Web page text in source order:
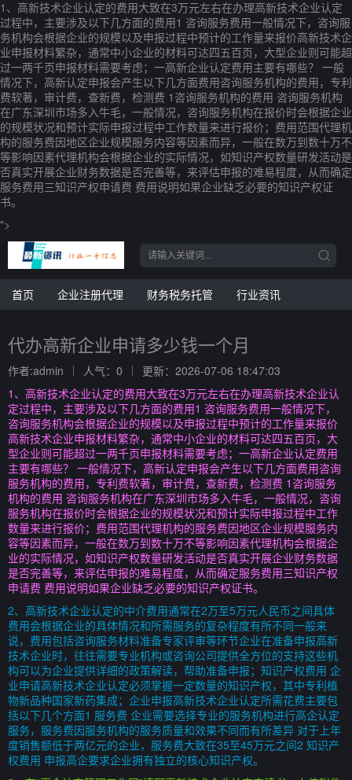
1、高新技术企业认定的费用大致在3万元左右在办理高新技术企业认定
过程中，主要涉及以下几方面的费用1 咨询服务费用一般情况下，咨询服
务机构会根据企业的规模以及申报过程中预计的工作量来报价高新技术企
业申报材料繁杂，通常中小企业的材料可达四五百页，大型企业则可能超
过一两千页申报材料需要考虑；一高新企业认定费用主要有哪些？ 一般
情况下，高新认定申报会产生以下几方面费用咨询服务机构的费用，专利
费软著，审计费，查新费，检测费 1咨询服务机构的费用 咨询服务机构
在广东深圳市场多入牛毛，一般情况，咨询服务机构在报价时会根据企业
的规模状况和预计实际申报过程中工作数量来进行报价；费用范围代理机
构的服务费因地区企业规模服务内容等因素而异，一般在数万到数十万不
等影响因素代理机构会根据企业的实际情况，如知识产权数量研发活动是
否真实开展企业财务数据是否完善等，来评估申报的难易程度，从而确定
服务费用三知识产权申请费 费用说明如果企业缺乏必要的知识产权证
书。
">
首页 企业注册代理 财务税务托管 行业资讯
代办高新企业申请多少钱一个月
作者:admin 人气：0
更新：2026-07-06 18:47:03
1、高新技术企业认定的费用大致在3万元左右在办理高新技术企业认
定过程中，主要涉及以下几方面的费用1 咨询服务费用一般情况下，
咨询服务机构会根据企业的规模以及申报过程中预计的工作量来报价
高新技术企业申报材料繁杂，通常中小企业的材料可达四五百页，大
型企业则可能超过一两千页申报材料需要考虑；一高新企业认定费用
主要有哪些？ 一般情况下，高新认定申报会产生以下几方面费用咨询
服务机构的费用，专利费软著，审计费，查新费，检测费 1咨询服务
机构的费用 咨询服务机构在广东深圳市场多入牛毛，一般情况，咨询
服务机构在报价时会根据企业的规模状况和预计实际申报过程中工作
数量来进行报价；费用范围代理机构的服务费因地区企业规模服务内
容等因素而异，一般在数万到数十万不等影响因素代理机构会根据企
业的实际情况，如知识产权数量研发活动是否真实开展企业财务数据
是否完善等，来评估申报的难易程度，从而确定服务费用三知识产权
申请费 费用说明如果企业缺乏必要的知识产权证书。
2、高新技术企业认定的中介费用通常在2万至5万元人民币之间具体
费用会根据企业的具体情况和所需服务的复杂程度有所不同一般来
说，费用包括咨询服务材料准备专家评审等环节企业在准备申报高新
技术企业时，往往需要专业机构或咨询公司提供全方位的支持这些机
构可以为企业提供详细的政策解读，帮助准备申报；知识产权费用 企
业申请高新技术企业认定必须掌握一定数量的知识产权，其中专利植
物新品种国家新药集成；企业申报高新技术企业认定所需花费主要包
括以下几个方面1 服务费 企业需要选择专业的服务机构进行高企认定
服务，服务费因服务机构的服务质量和效果不同而有所差异 对于上年
度销售额低于两亿元的企业，服务费大致在35至45万元之间2 知识产
权费用 申报高企要求企业拥有独立的核心知识产权。